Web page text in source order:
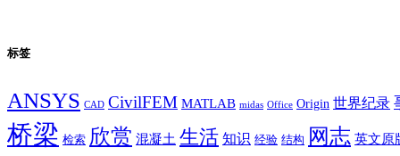
标签
ANSYS CAD CivilFEM MATLAB midas Office Origin 世界纪录
桥梁 检索 欣赏 混凝土 生活 知识 经验 结构 网志 英文原